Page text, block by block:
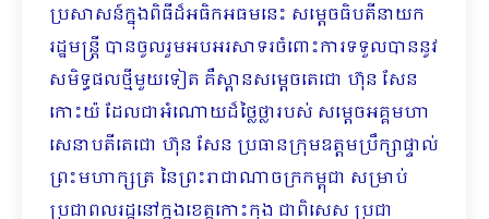
ប្រសាសន៍ក្នុងពិធីដ៏អធិកអធមនេះ សម្តេចធិបតីនាយក
រដ្ឋមន្ត្រី បានចូលរួមអបអរសាទរចំពោះការទទួលបាននូវ
សមិទ្ធផលថ្មីមួយទៀត គឺស្ពានសម្តេចតេជោ ហ៊ុន សែន
កោះយ៉ ដែលជាអំណោយដ៏ថ្លៃថ្លារបស់ សម្តេចអគ្គមហា
សេនាបតីតេជោ ហ៊ុន សែន ប្រធានក្រុមឧត្តមប្រឹក្សាផ្ទាល់
ព្រះមហាក្សត្រ នៃព្រះរាជាណាចក្រកម្ពុជា សម្រាប់
ប្រជាពលរដ្ឋនៅក្នុងខេត្តកោះកុង ជាពិសេស ប្រជា